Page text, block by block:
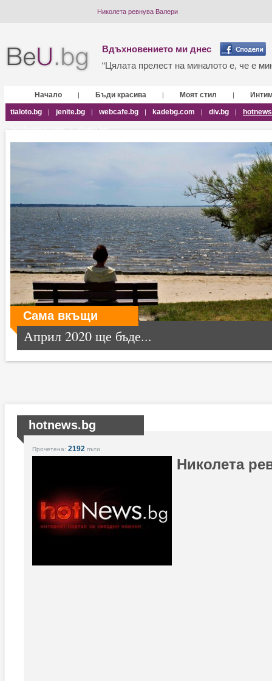
Николета ревнува Валери
Вдъхновението ми днес
“Цялата прелест на миналото е, че е
Начало | Бъди красива | Моят стил |
tialoto.bg
| jenite.bg | webcafe.bg | kadebg.com | div.bg |
Сама вкъщи
Април 2020 ще бъде...
hotnews.bg
Прочетена: 2192 пъти
Николета